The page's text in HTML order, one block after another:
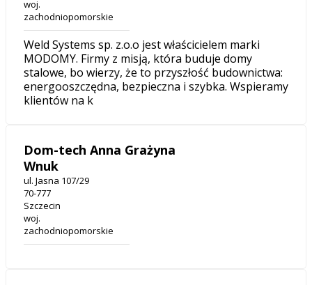
woj.
zachodniopomorskie
Weld Systems sp. z.o.o jest właścicielem marki
MODOMY. Firmy z misją, która buduje domy
stalowe, bo wierzy, że to przyszłość budownictwa:
energooszczędna, bezpieczna i szybka. Wspieramy
klientów na k
Dom-tech Anna Grażyna
Wnuk
ul. Jasna 107/29
70-777
Szczecin
woj.
zachodniopomorskie